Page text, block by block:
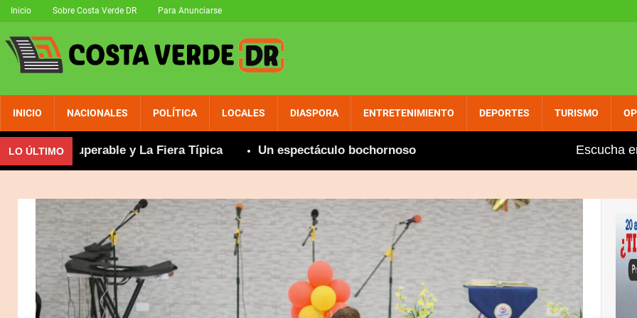
Inicio Sobre Costa Verde DR Para Anunciarse
INICIO NACIONALES POLÍTICA LOCALES DIASPORA ENTRETENIMIENTO DEPORTES TURISMO
LO ÚLTIMO
Insuperable y La Fiera Típica Un espectáculo bochornoso Desalojan farmacia de PROMESE/
Escucha